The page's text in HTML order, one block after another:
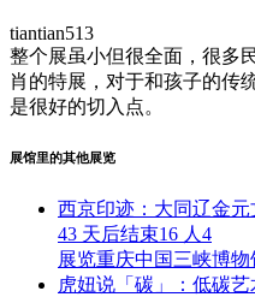
tiantian513
整个展虽小但很全面，很多
肖的特展，对于和孩子的传
是很好的切入点。
展馆里的其他展览
西京印迹：大同辽金元
43 天后结束16 人 4
展览重庆中国三峡博物
虎妞说「碳」：低碳